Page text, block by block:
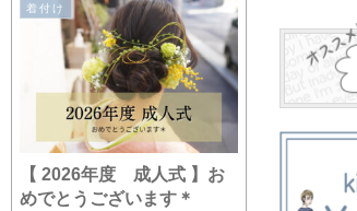
着付け
【 2026年度 成人式 】お
めでとうございます＊